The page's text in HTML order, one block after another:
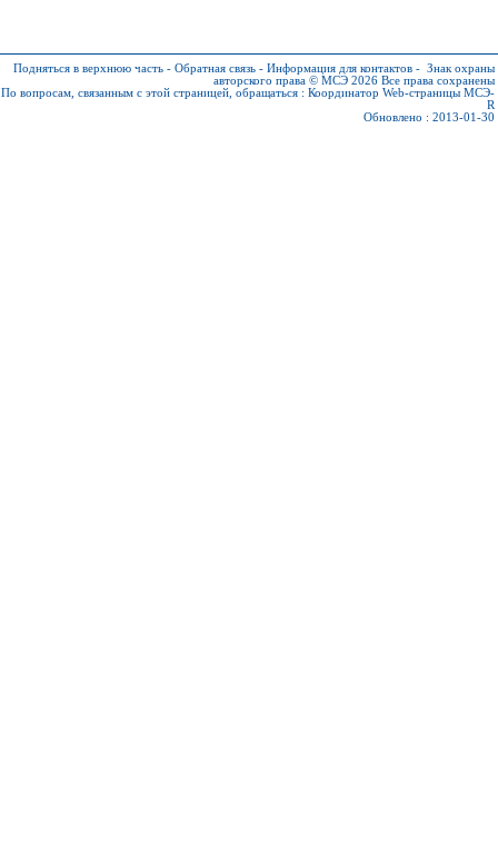
Подняться в верхнюю часть - Обратная связь - Информация для контактов - Знак охраны
авторского права © МСЭ 2026 Все права сохранены
По вопросам, связанным с этой страницей, обращаться : Координатор Web-страницы МСЭ-
R
Обновлено : 2013-01-30